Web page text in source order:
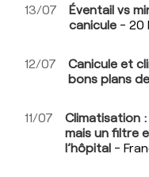
13/07
Éventail vs
canicule - 20
12/07
Canicule et
bons plans
11/07
Climatisation
mais un filtre
l’hôpital -